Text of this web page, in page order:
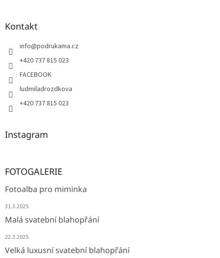
Kontakt
info@podrukama.cz
+420 737 815 023
FACEBOOK
ludmiladrozdkova
+420 737 815 023
Instagram
FOTOGALERIE
Fotoalba pro miminka
31.3.2025
Malá svatební blahopřání
22.3.2025
Velká luxusní svatební blahopřání